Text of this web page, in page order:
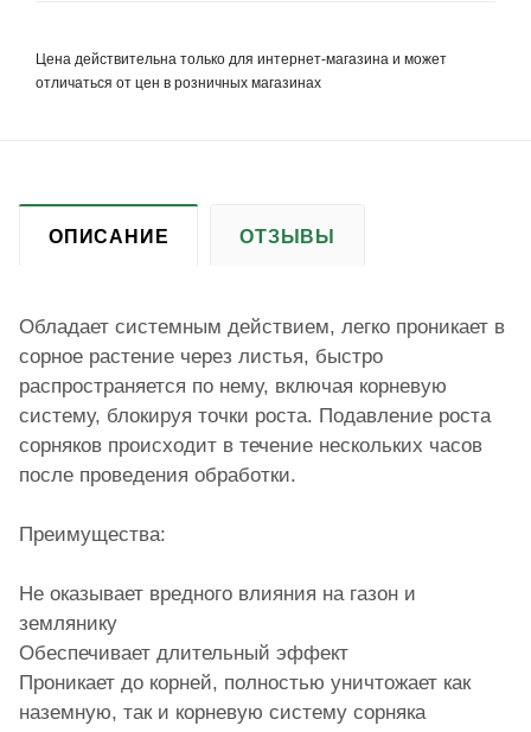
Цена действительна только для интернет-магазина и может
отличаться от цен в розничных магазинах
ОПИСАНИЕ ОТЗЫВЫ
Обладает системным действием, легко проникает в
сорное растение через листья, быстро
распространяется по нему, включая корневую
систему, блокируя точки роста. Подавление роста
сорняков происходит в течение нескольких часов
после проведения обработки.
Преимущества:
Не оказывает вредного влияния на газон и
землянику
Обеспечивает длительный эффект
Проникает до корней, полностью уничтожает как
наземную, так и корневую систему сорняка